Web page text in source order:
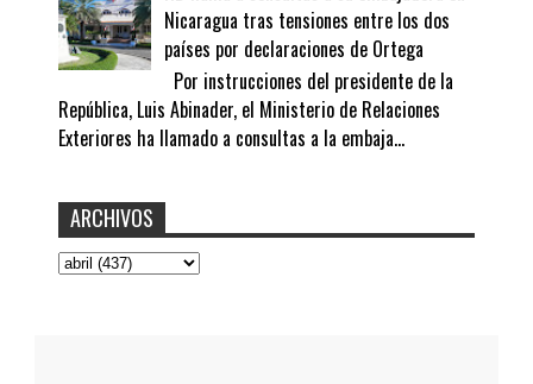
Nicaragua tras tensiones entre los dos
países por declaraciones de Ortega
Por instrucciones del presidente de la
República, Luis Abinader, el Ministerio de Relaciones
Exteriores ha llamado a consultas a la embaja...
ARCHIVOS